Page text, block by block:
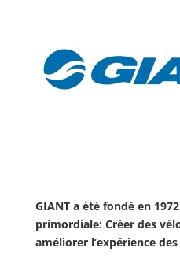
GIANT a été fondé en
primordiale: Créer des
améliorer l’expérience